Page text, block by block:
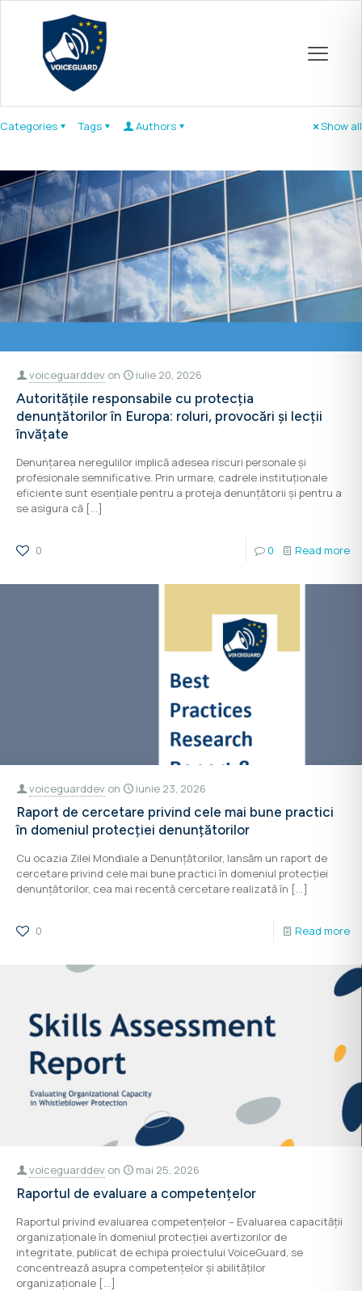
Categories Tags Authors Show all
voiceguarddev on iulie 20, 2026
Autoritățile responsabile cu protecția
denunțătorilor în Europa: roluri, provocări și lecții
învățate
Denunțarea neregulilor implică adesea riscuri personale și
profesionale semnificative. Prin urmare, cadrele instituționale
eficiente sunt esențiale pentru a proteja denunțătorii și pentru a
se asigura că […]
0 0 Read more
voiceguarddev on iunie 23, 2026
Raport de cercetare privind cele mai bune practici
în domeniul protecției denunțătorilor
Cu ocazia Zilei Mondiale a Denunțătorilor, lansăm un raport de
cercetare privind cele mai bune practici în domeniul protecției
denunțătorilor, cea mai recentă cercetare realizată în […]
0 Read more
voiceguarddev on mai 25, 2026
Raportul de evaluare a competențelor
Raportul privind evaluarea competențelor – Evaluarea capacității
organizaționale în domeniul protecției avertizorilor de
integritate, publicat de echipa proiectului VoiceGuard, se
concentrează asupra competențelor și abilităților
organizaționale […]